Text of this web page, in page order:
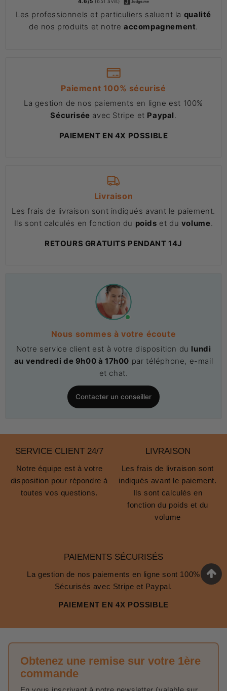
Les professionnels et particuliers saluent la qualité
de nos produits et notre accompagnement.
Paiement 100% sécurisé
La gestion de nos paiements en ligne est 100%
Sécurisée avec Stripe et Paypal.
PAIEMENT EN 4X POSSIBLE
Livraison
Les frais de livraison sont indiqués avant le paiement.
Ils sont calculés en fonction du poids et du volume.
RETOURS GRATUITS PENDANT 14J
Nous sommes à votre écoute
Notre service client est à votre disposition du lundi
au vendredi de 9h00 à 17h00 par téléphone, e-mail
et chat.
Contacter un conseiller
SERVICE CLIENT 24/7
Notre équipe est à votre
disposition pour répondre à
toutes vos questions.
LIVRAISON
Les frais de livraison sont
indiqués avant le paiement.
Ils sont calculés en
fonction du poids et du
volume
PAIEMENTS SÉCURISÉS
La gestion de nos paiements en ligne sont 100%
Sécurisés avec Stripe et Paypal.
PAIEMENT EN 4X POSSIBLE
Obtenez une remise sur votre 1ère
commande